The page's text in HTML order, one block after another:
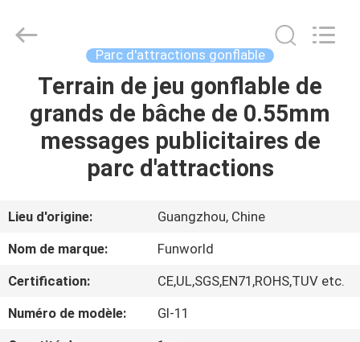
MAISON
PRODUITS
AU
DE
NOUS
Inflatables
Limited.
Parc d'attractions gonflable
Terrain de jeu gonflable de
grands de bâche de 0.55mm
messages publicitaires de
parc d'attractions
Lieu d'origine:
Guangzhou, Chine
Nom de marque:
Funworld
Certification:
CE,UL,SGS,EN71,ROHS,TUV etc.
Numéro de modèle:
GI-11